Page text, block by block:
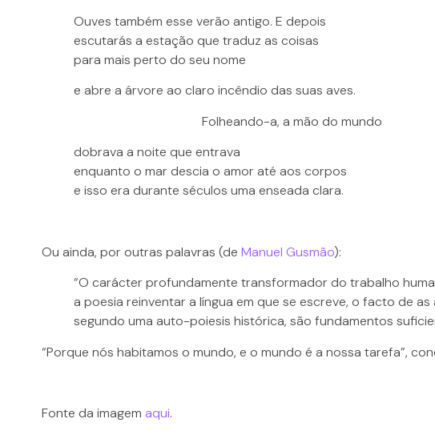
Ouves também esse verão antigo. E depois
escutarás a estação que traduz as coisas
para mais perto do seu nome
e abre a árvore ao claro incêndio das suas aves.
Folheando-a, a mão do mundo
dobrava a noite que entrava
enquanto o mar descia o amor até aos corpos
e isso era durante séculos uma enseada clara.
Ou ainda, por outras palavras (de Manuel Gusmão):
“O carácter profundamente transformador do trabalho
a poesia reinventar a língua em que se escreve, o facto de
segundo uma auto-poiesis histórica, são fundamentos
“Porque nós habitamos o mundo, e o mundo é a nossa tarefa”,
Fonte da imagem aqui.